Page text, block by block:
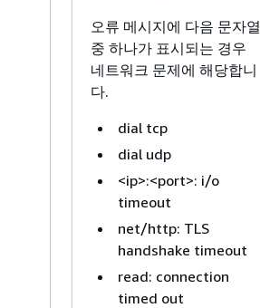
오류 메시지에 다음 문자열
중 하나가 표시되는 경우
네트워크 문제에 해당합니
다.
dial tcp
dial udp
<ip>:<port>: i/o
timeout
net/http: TLS
handshake timeout
read: connection
timed out